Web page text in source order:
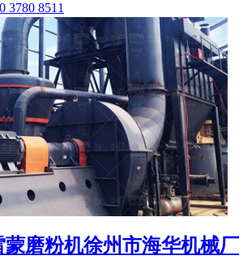
3780 8511
蒙磨粉机徐州市海华机械厂